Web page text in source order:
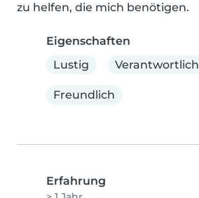
zu helfen, die mich benötigen.
Eigenschaften
Lustig
Verantwortlich
Freundlich
Erfahrung